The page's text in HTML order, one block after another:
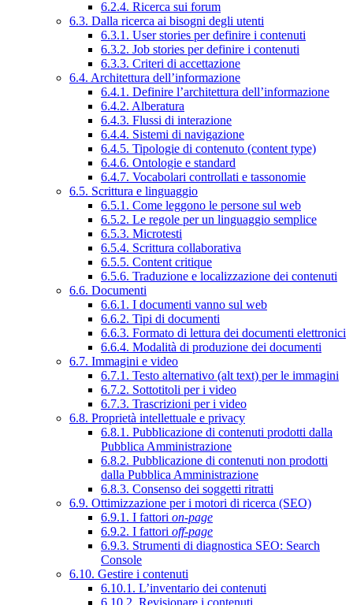
6.2.4. Ricerca sui forum
6.3. Dalla ricerca ai bisogni degli utenti
6.3.1. User stories per definire i contenuti
6.3.2. Job stories per definire i contenuti
6.3.3. Criteri di accettazione
6.4. Architettura dell’informazione
6.4.1. Definire l’architettura dell’informazione
6.4.2. Alberatura
6.4.3. Flussi di interazione
6.4.4. Sistemi di navigazione
6.4.5. Tipologie di contenuto (content type)
6.4.6. Ontologie e standard
6.4.7. Vocabolari controllati e tassonomie
6.5. Scrittura e linguaggio
6.5.1. Come leggono le persone sul web
6.5.2. Le regole per un linguaggio semplice
6.5.3. Microtesti
6.5.4. Scrittura collaborativa
6.5.5. Content critique
6.5.6. Traduzione e localizzazione dei contenuti
6.6. Documenti
6.6.1. I documenti vanno sul web
6.6.2. Tipi di documenti
6.6.3. Formato di lettura dei documenti elettronici
6.6.4. Modalità di produzione dei documenti
6.7. Immagini e video
6.7.1. Testo alternativo (alt text) per le immagini
6.7.2. Sottotitoli per i video
6.7.3. Trascrizioni per i video
6.8. Proprietà intellettuale e privacy
6.8.1. Pubblicazione di contenuti prodotti dalla
Pubblica Amministrazione
6.8.2. Pubblicazione di contenuti non prodotti
dalla Pubblica Amministrazione
6.8.3. Consenso dei soggetti ritratti
6.9. Ottimizzazione per i motori di ricerca (SEO)
6.9.1. I fattori on-page
6.9.2. I fattori off-page
6.9.3. Strumenti di diagnostica SEO: Search
Console
6.10. Gestire i contenuti
6.10.1. L’inventario dei contenuti
6.10.2. Revisionare i contenuti